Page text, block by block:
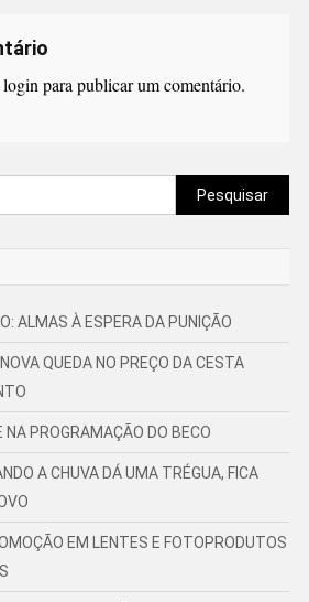
loginpara publicar um comentário.
Pesquisar
por:
ALMAS À ESPERA DA PUNIÇÃO
QUEDA NO PREÇO DA CESTA
NA PROGRAMAÇÃO DO BECO
A CHUVA DÁ UMA TRÉGUA, FICA
EM LENTES E FOTOPRODUTOS